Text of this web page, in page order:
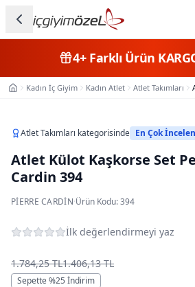
Kategorileri
Erkek
Çocuk
Beden
Markalar
4+Farklı Ürün
Ana SayfaKadın İç Giyim Kadın Atlet Atlet Takımları
Atlet Takımları kategorisinde En Çok
Atlet Külot Kaşkorse Set
Cardin 394
PIERRE CARDIN·Ürün Kodu:394
İlk değerlendirmeyi yaz
1.784,25 TL1.406,13 TL
Sepette %25 İndirim